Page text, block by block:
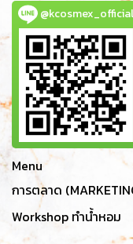
@kcosmex_official
Menu
การตลาด
Workshop ทำน้ำหอม